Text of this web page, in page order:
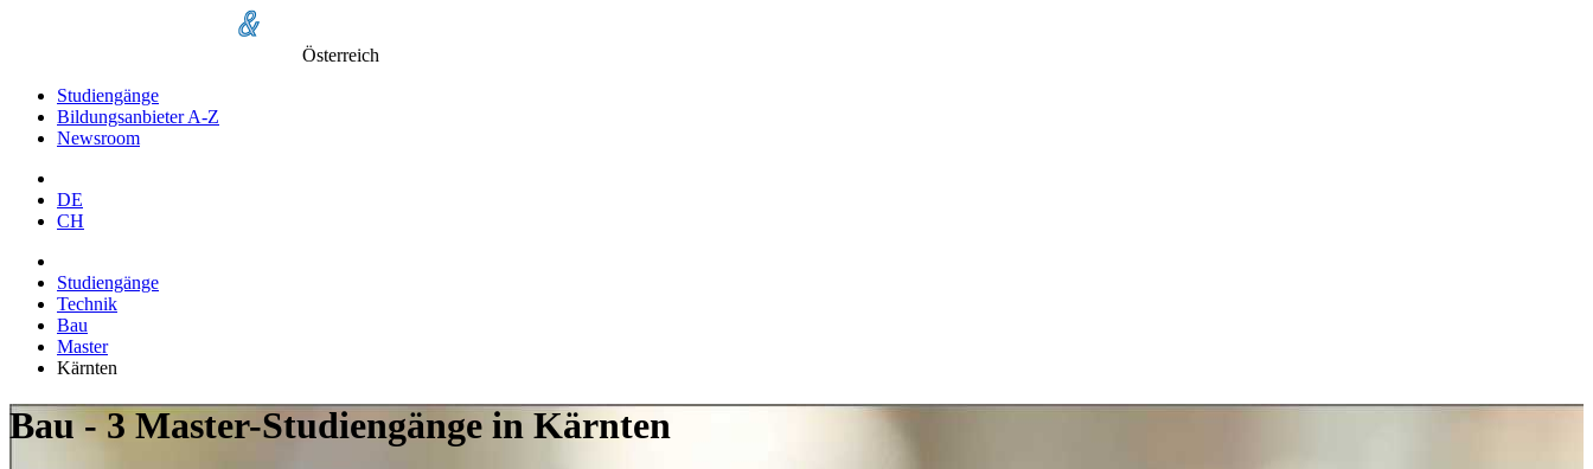
Österreich
Studiengänge
Bildungsanbieter A-Z
Newsroom
DE
CH
Studiengänge
Technik
Bau
Master
Kärnten
Bau - 3 Master-Studiengänge in Kärnten